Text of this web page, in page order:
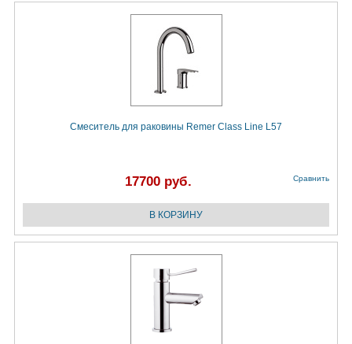
Смеситель для раковины Remer Class Line L57
17700 руб. Сравнить